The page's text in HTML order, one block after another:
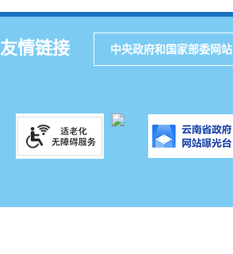
友情链接 中央政府和国家部委网站